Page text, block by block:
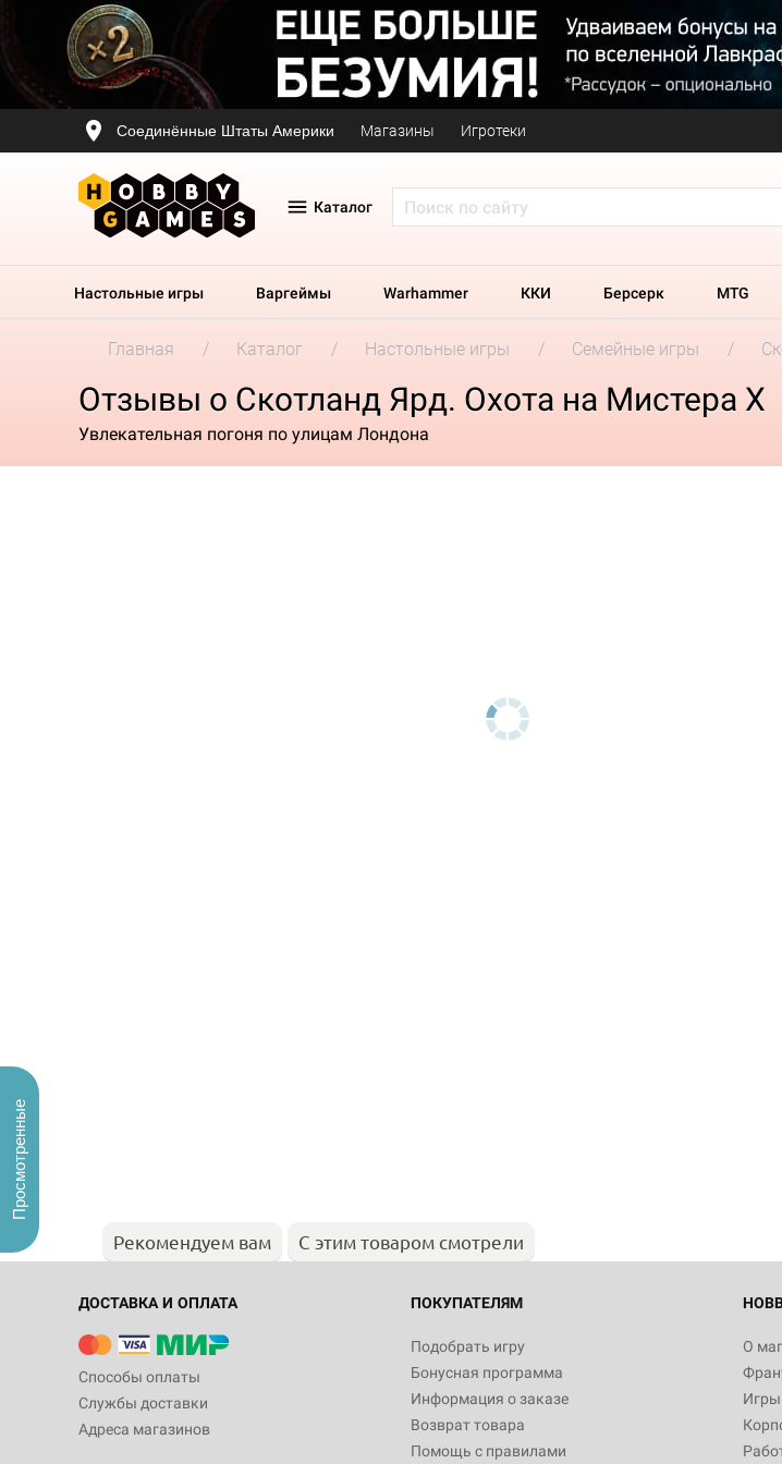
Соединённые Штаты Америки Магазины Игротеки
Каталог
Настольные игры Варгеймы Warhammer ККИ Берсерк MTG
Главная Каталог Настольные игры Семейные игры
Отзывы о Скотланд Ярд. Охота на Мистера X
Увлекательная погоня по улицам Лондона
Рекомендуем вам С этим товаром смотрели
ДОСТАВКА И ОПЛАТА
Способы оплаты
Службы доставки
Адреса магазинов
ПОКУПАТЕЛЯМ
Подобрать игру
Бонусная программа
Информация о заказе
Возврат товара
Помощь с правилами
О
Просмотренные
3